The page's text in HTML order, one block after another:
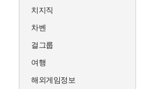
치지직
차벤
걸그룹
여행
해외게임정보